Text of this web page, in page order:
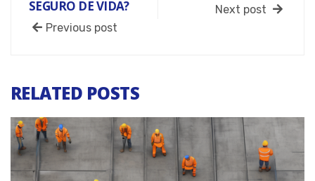
SEGURO DE VIDA?
Previous post
Next post
RELATED POSTS